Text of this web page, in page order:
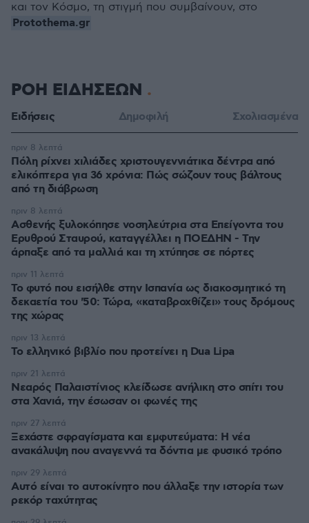
και τον Κόσμο, τη στιγμή που συμβαίνουν, στο
Protothema.gr
ΡΟΗ ΕΙΔΗΣΕΩΝ
Ειδήσεις Δημοφιλή Σχολιασμένα
Πόλη ρίχνει χιλιάδες χριστουγεννιάτικα δέντρα από
ελικόπτερα για 36 χρόνια: Πώς σώζουν τους βάλτους
από τη διάβρωση
πριν 8 λεπτά
Ασθενής ξυλοκόπησε νοσηλεύτρια στα Επείγοντα του
Ερυθρού Σταυρού, καταγγέλλει η ΠΟΕΔΗΝ - Την
άρπαξε από τα μαλλιά και τη χτύπησε σε πόρτες
πριν 8 λεπτά
Το φυτό που εισήλθε στην Ισπανία ως διακοσμητικό τη
δεκαετία του '50: Τώρα, «καταβροχθίζει» τους δρόμους
της χώρας
πριν 11 λεπτά
Το ελληνικό βιβλίο που προτείνει η Dua Lipa
πριν 13 λεπτά
Νεαρός Παλαιστίνιος κλείδωσε ανήλικη στο σπίτι του
στα Χανιά, την έσωσαν οι φωνές της
πριν 21 λεπτά
Ξεχάστε σφραγίσματα και εμφυτεύματα: Η νέα
ανακάλυψη που αναγεννά τα δόντια με φυσικό τρόπο
πριν 27 λεπτά
Αυτό είναι το αυτοκίνητο που άλλαξε την ιστορία των
ρεκόρ ταχύτητας
πριν 29 λεπτά